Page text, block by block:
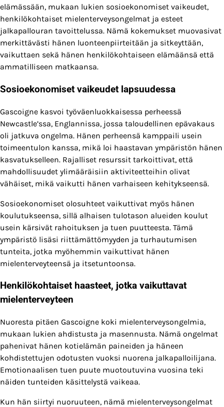
elämässään, mukaan lukien sosioekonomiset vaikeudet,
henkilökohtaiset mielenterveysongelmat ja esteet
jalkapallouran tavoittelussa. Nämä kokemukset muovasivat
merkittävästi hänen luonteenpiirteitään ja sitkeyttään,
vaikuttaen sekä hänen henkilökohtaiseen elämäänsä että
ammatilliseen matkaansa.
Sosioekonomiset vaikeudet lapsuudessa
Gascoigne kasvoi työväenluokkaisessa perheessä
Newcastle’ssa, Englannissa, jossa taloudellinen epävakaus
oli jatkuva ongelma. Hänen perheensä kamppaili usein
toimeentulon kanssa, mikä loi haastavan ympäristön hänen
kasvatukselleen. Rajalliset resurssit tarkoittivat, että
mahdollisuudet ylimääräisiin aktiviteetteihin olivat
vähäiset, mikä vaikutti hänen varhaiseen kehitykseensä.
Sosioekonomiset olosuhteet vaikuttivat myös hänen
koulutukseensa, sillä alhaisen tulotason alueiden koulut
usein kärsivät rahoituksen ja tuen puutteesta. Tämä
ympäristö lisäsi riittämättömyyden ja turhautumisen
tunteita, jotka myöhemmin vaikuttivat hänen
mielenterveyteensä ja itsetuntoonsa.
Henkilökohtaiset haasteet, jotka vaikuttavat
mielenterveyteen
Nuoresta pitäen Gascoigne koki mielenterveysongelmia,
mukaan lukien ahdistusta ja masennusta. Nämä ongelmat
pahenivat hänen kotielämän paineiden ja häneen
kohdistettujen odotusten vuoksi nuorena jalkapalloilijana.
Emotionaalisen tuen puute muotoutuvina vuosina teki
näiden tunteiden käsittelystä vaikeaa.
Kun hän siirtyi nuoruuteen, nämä mielenterveysongelmat